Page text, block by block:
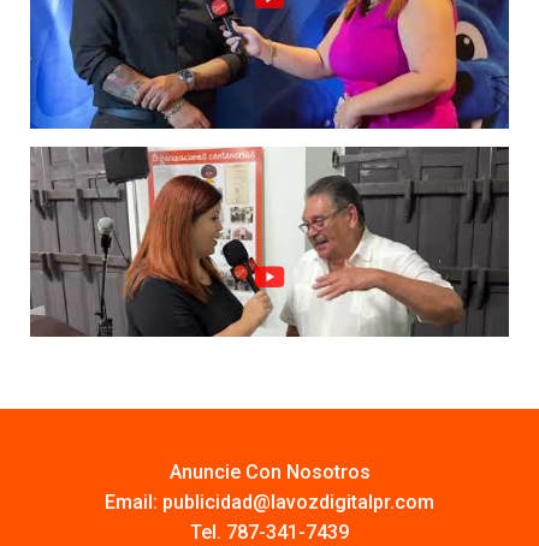
Anuncie Con Nosotros
Email: publicidad@lavozdigitalpr.com
Tel. 787-341-7439